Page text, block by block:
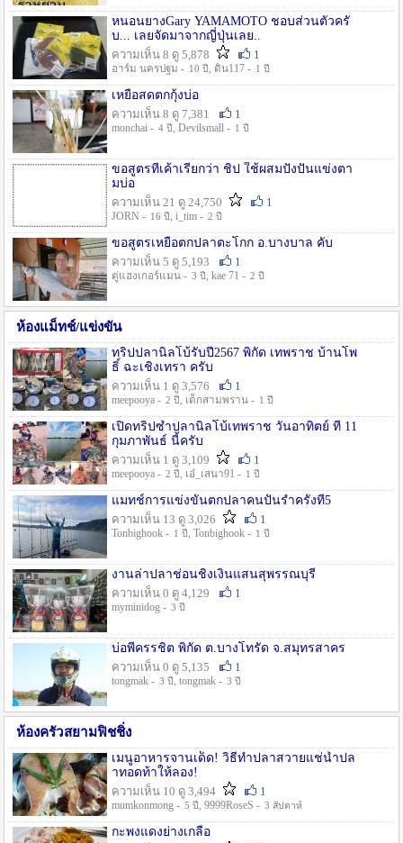
หนอนยางGary YAMAMOTO ชอบส่วนตัวครั
บ... เลยจัดมาจากญี่ปุ่นเลย..
ความเห็น 8 ดู 5,878
1
อาร์ม นครปฐม - 10 ปี , ดิน117 - 1 ปี
เหยื่อสดตกกุ้งบ่อ
ความเห็น 8 ดู 7,381
1
monchai - 4 ปี , Devilsmall - 1 ปี
ขอสูตรที่เค้าเรียกว่า ชิป ใช้ผสมปังปั่นแข่งตา
มบ่อ
ความเห็น 21 ดู 24,750
1
JORN - 16 ปี , i_tim - 2 ปี
ขอสูตรเหยื่อตกปลาตะโกก อ.บางบาล คับ
ความเห็น 5 ดู 5,193
1
ตู่แฮงเกอร์แมน - 3 ปี , kae 71 - 2 ปี
ห้องแม็ทช์/แข่งขัน
ทริปปลานิลโบ้รับปี2567 พิกัด เทพราช บ้านโพ
ธิ์ ฉะเชิงเทรา ครับ
ความเห็น 1 ดู 3,576
1
meepooya - 2 ปี , เด็กสามพราน - 1 ปี
เปิดทริปซ้ำปลานิลโบ้เทพราช วันอาทิตย์ ที่ 11
กุมภาพันธ์ นี้ครับ
ความเห็น 1 ดู 3,109
1
meepooya - 2 ปี , เอ๋_เสนา91 - 1 ปี
แมทช์การแข่งขั้นตกปลาคนปั้นรำครั้งที่5
ความเห็น 13 ดู 3,026
1
Tonbighook - 1 ปี , Tonbighook - 1 ปี
งานล่าปลาช่อนชิงเงินแสนสุพรรณบุรี
ความเห็น 0 ดู 4,129
1
myminidog - 3 ปี
บ่อพี่ครรชิต พิกัด ต.บางโทรัด จ.สมุทรสาคร
ความเห็น 0 ดู 5,135
1
tongmak - 3 ปี , tongmak - 3 ปี
ห้องครัวสยามฟิชชิ่ง
เมนูอาหารจานเด็ด! วิธีทำปลาสวายแช่น้ำปล
าทอดท้าให้ลอง!
ความเห็น 10 ดู 3,494
1
mumkonmong - 5 ปี , 9999RoseS - 3 สัปดาห์
กะพงแดงย่างเกลือ